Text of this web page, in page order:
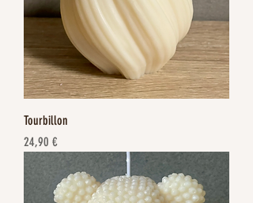
Tourbillon
Prix
24,90 €